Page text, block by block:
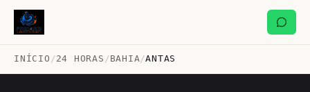
INÍCIO /24 HORAS /BAHIA/ANTAS